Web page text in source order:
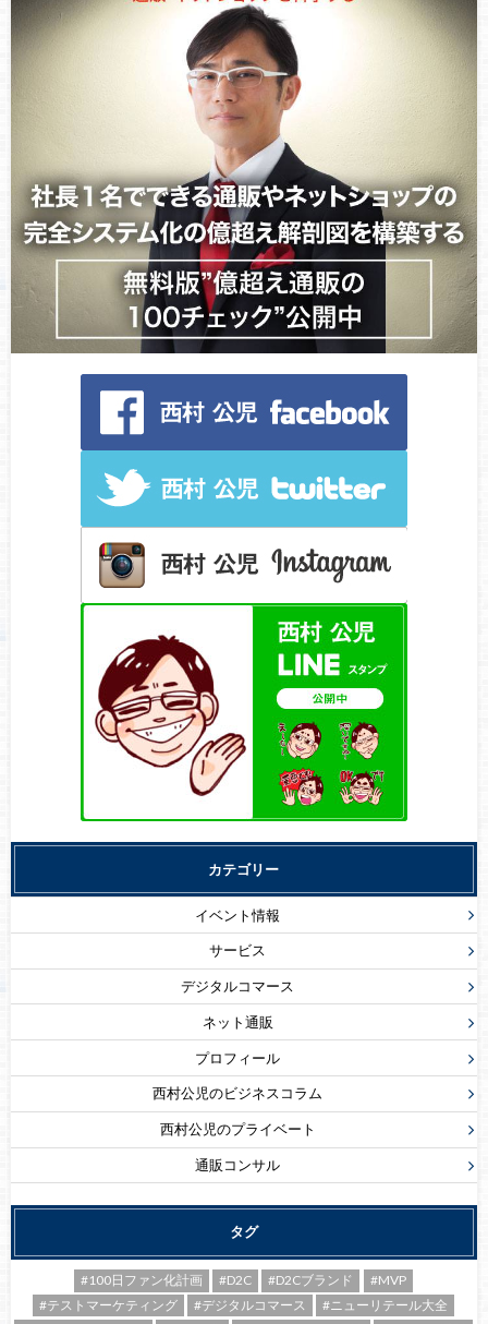
カテゴリー
イベント情報
サービス
デジタルコマース
ネット通販
プロフィール
西村公児のビジネスコラム
西村公児のプライベート
通販コンサル
タグ
#100日ファン化計画 #D2C #D2Cブランド
#MVP
#テストマーケティング
#デジタルコマース
#ニューリテール大全